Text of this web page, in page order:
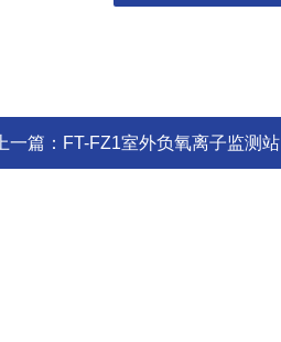
上一篇： FT-FZ1室外负氧离子监测站